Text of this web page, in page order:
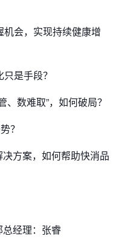
会，实现持续健康增
是手段？
数难取”，如何破局？
？
方案，如何帮助快消品
经理：张睿